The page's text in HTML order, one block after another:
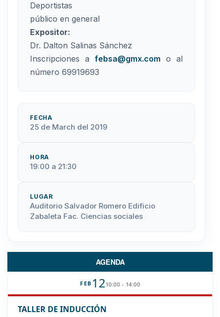
Deportistas
público en general
Expositor:
Dr. Dalton Salinas Sánchez
Inscripciones a febsa@gmx.com o al
número 69919693
FECHA
25 de March del 2019
HORA
19:00 a 21:30
LUGAR
Auditorio Salvador Romero Edificio
Zabaleta Fac. Ciencias sociales
AGENDA
FEB 1210:00 - 14:00
TALLER DE INDUCCIÓN